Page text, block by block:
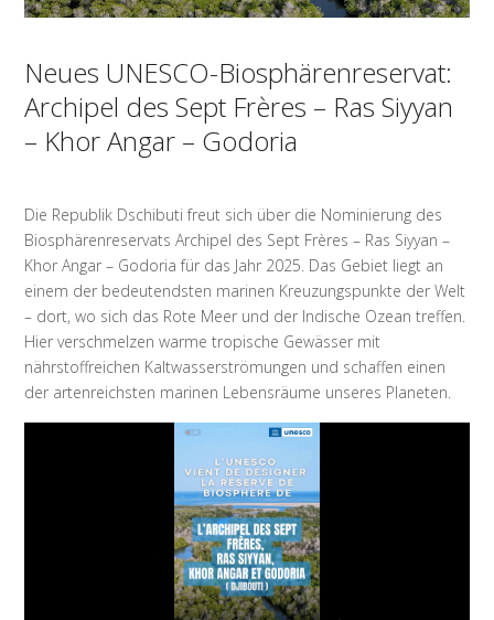
Neues UNESCO-Biosphärenreservat:
Archipel des Sept Frères – Ras Siyyan
– Khor Angar – Godoria
Die Republik Dschibuti freut sich über die Nominierung des
Biosphärenreservats Archipel des Sept Frères – Ras Siyyan –
Khor Angar – Godoria für das Jahr 2025. Das Gebiet liegt an
einem der bedeutendsten marinen Kreuzungspunkte der Welt
– dort, wo sich das Rote Meer und der Indische Ozean treffen.
Hier verschmelzen warme tropische Gewässer mit
nährstoffreichen Kaltwasserströmungen und schaffen einen
der artenreichsten marinen Lebensräume unseres Planeten.